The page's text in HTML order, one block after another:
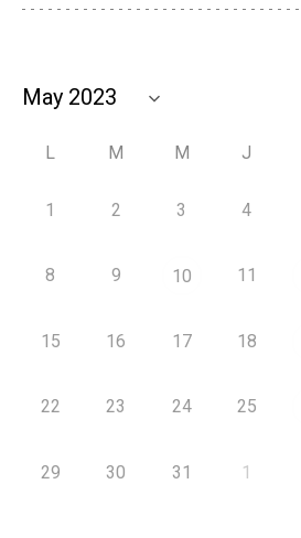
L M M J
1 2 3 4
8 9 10 11
15 16 17 18
22 23 24 25
29 30 31 1